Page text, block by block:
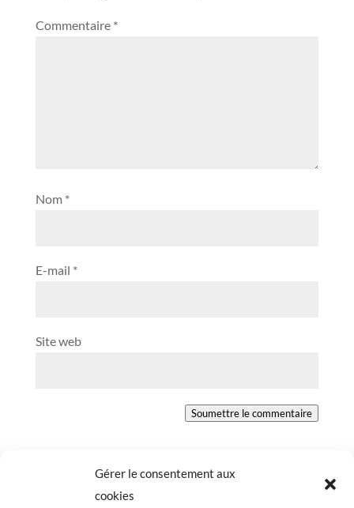
Gérer le consentement aux
cookies
Commentaire *
Nom *
E-mail *
Site web
Soumettre le commentaire